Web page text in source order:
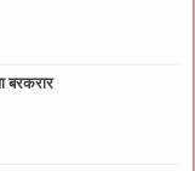
बरकरार